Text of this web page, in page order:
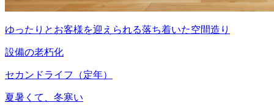
ゆったりとお客様を迎えられる落ち着いた空間造り
設備の老朽化
セカンドライフ（定年）
夏暑くて、冬寒い